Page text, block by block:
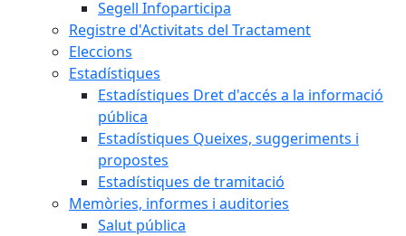
Segell Infoparticipa
Registre d'Activitats del Tractament
Eleccions
Estadístiques
Estadístiques Dret d'accés a la informació
pública
Estadístiques Queixes, suggeriments i
propostes
Estadístiques de tramitació
Memòries, informes i auditories
Salut pública